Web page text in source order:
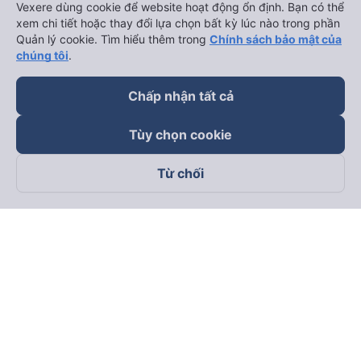
Theo dõi chúng tôi trên
Vexere dùng cookie để website hoạt động ổn định. Bạn có thể
xem chi tiết hoặc thay đổi lựa chọn bất kỳ lúc nào trong phần
Quản lý cookie. Tìm hiểu thêm trong Chính sách bảo mật của
chúng tôi.
Chấp nhận tất cả
Tùy chọn cookie
Từ chối